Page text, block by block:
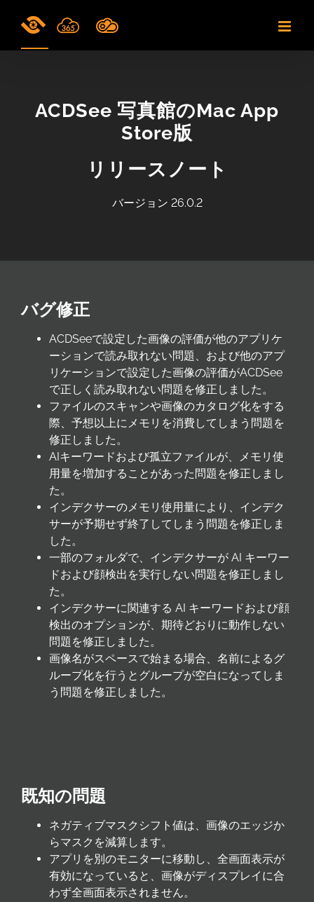
ACDSee 写真館のMac App
Store版
リリースノート
バージョン 26.0.2
バグ修正
ACDSeeで設定した画像の評価が他のアプリケ
ーションで読み取れない問題、および他のアプ
リケーションで設定した画像の評価がACDSee
で正しく読み取れない問題を修正しました。
ファイルのスキャンや画像のカタログ化をする
際、予想以上にメモリを消費してしまう問題を
修正しました。
AIキーワードおよび孤立ファイルが、メモリ使
用量を増加することがあった問題を修正しまし
た。
インデクサーのメモリ使用量により、インデク
サーが予期せず終了してしまう問題を修正しま
した。
一部のフォルダで、インデクサーが AI キーワー
ドおよび顔検出を実行しない問題を修正しまし
た。
インデクサーに関連する AI キーワードおよび顔
検出のオプションが、期待どおりに動作しない
問題を修正しました。
画像名がスペースで始まる場合、名前によるグ
ループ化を行うとグループが空白になってしま
う問題を修正しました。
既知の問題
ネガティブマスクシフト値は、画像のエッジか
らマスクを減算します。
アプリを別のモニターに移動し、全画面表示が
有効になっていると、画像がディスプレイに合
わず全画面表示されません。